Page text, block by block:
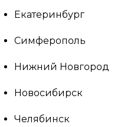
Екатеринбург
Симферополь
Нижний Новгород
Новосибирск
Челябинск